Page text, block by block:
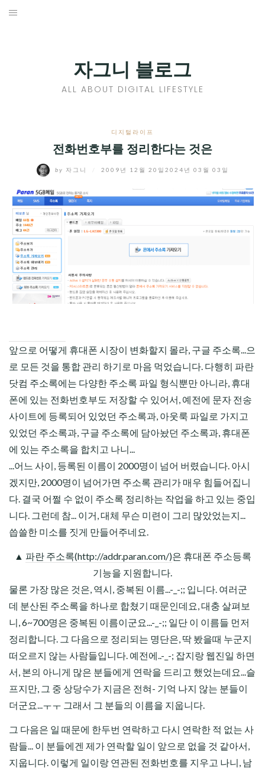
Skip
자그니 블로그
ALL ABOUT DIGITAL LIFESTYLE
디지털라이프
전화번호부를 정리한다는 것은
by 자그니 2009년 12월 20일 2024년 03월 03일
앞으로 어떻게 휴대폰 시장이 변화할지 몰라, 구글 주소록...으
로 모든 것을 통합 관리 하기로 마음 먹었습니다. 다행히 파란
닷컴 주소록에는 다양한 주소록 파일 형식뿐만 아니라, 휴대
폰에 있는 전화번호부도 저장할 수 있어서, 예전에 문자 전송
사이트에 등록되어 있었던 주소록과, 아웃룩 파일로 가지고
있었던 주소록과, 구글 주소록에 담아놨던 주소록과, 휴대폰
에 있는 주소록을 합치고 나니...
...어느 사이, 등록된 이름이 2000명이 넘어 버렸습니다. 아시
겠지만, 2000명이 넘어가면 주소록 관리가 매우 힘들어집니
다. 결국 어쩔 수 없이 주소록 정리하는 작업을 하고 있는 중입
니다. 그런데 참... 이거, 대체 무슨 미련이 그리 많았었는지...
씁쓸한 미소를 짓게 만들어주네요.
▲ 파란 주소록(http://addr.paran.com/)은 휴대폰 주소등록
기능을 지원합니다.
물론 가장 많은 것은, 역시, 중복된 이름...-_-;; 입니다. 여러군
데 분산된 주소록을 하나로 합쳤기 때문인데요, 대충 살펴보
니, 6~700명은 중복된 이름이군요...-_-;; 일단 이 이름들 먼저
정리합니다. 그 다음으로 정리되는 명단은, 딱 봤을때 누군지
떠오르지 않는 사람들입니다. 예전에..-_-; 잡지랑 웹진일 하면
서, 본의 아니게 많은 분들에게 연락을 드리고 했었는데요...슬
프지만, 그 중 상당수가 지금은 전혀- 기억 나지 않는 분들이
더군요...ㅜㅜ 그래서 그 분들의 이름을 지웁니다.
그 다음은 일 때문에 한두번 연락하고 다시 연락한 적 없는 사
람들... 이 분들에겐 제가 연락할 일이 앞으로 없을 것 같아서,
지웁니다. 이렇게 일이랑 연관된 전화번호를 지우고 나니, 남
CHILD
MENU
디지털트렌드
디지털라이프
CHILD
신제품
MENU
제품리뷰
EXPAND
MENU